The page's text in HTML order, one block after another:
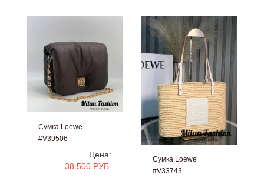
Сумка Loewe
#V39506
Цена:
38 500 РУБ.
Сумка Loewe
#V33743